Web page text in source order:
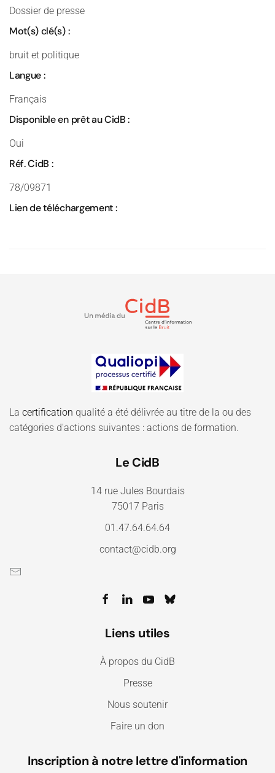
Dossier de presse
Mot(s) clé(s) :
bruit et politique
Langue :
Français
Disponible en prêt au CidB :
Oui
Réf. CidB :
78/09871
Lien de téléchargement :
La certification qualité a été délivrée au titre de la ou des
catégories d'actions suivantes : actions de formation.
Le CidB
14 rue Jules Bourdais
75017 Paris
01.47.64.64.64
contact@cidb.org
Liens utiles
À propos du CidB
Presse
Nous soutenir
Faire un don
Inscription à notre lettre d'information